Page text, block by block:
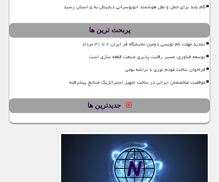
گام بلند برای حمل و نقل هوشمند اتوبوسرانی دیجیتال به ۵ استان رسید
پربحث ترین ها
تمدید مهلت نام نویسی دومین نمایشگاه فر ایران ۲ تا ۳۱ مرداد
توسعه فناوری، مسیر رقابت پذیری صنعت قطعه سازی است
فراخوان ساخت مودم نوری با تراشه بومی
موفقیت متخصصان ایرانی در ساخت تجهیز استراتژیک صنایع پیشرفته
جدیدترین ها